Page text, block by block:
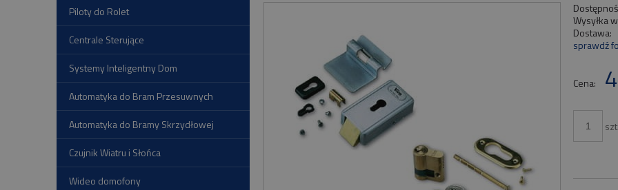
Piloty do Rolet
Centrale Sterujące
Systemy Inteligentny Dom
Automatyka do Bram Przesuwnych
Automatyka do Bramy Skrzydłowej
Czujnik Wiatru i Słońca
Wideo domofony
Wysyłka
Dostawa:
sprawdź
Cena: